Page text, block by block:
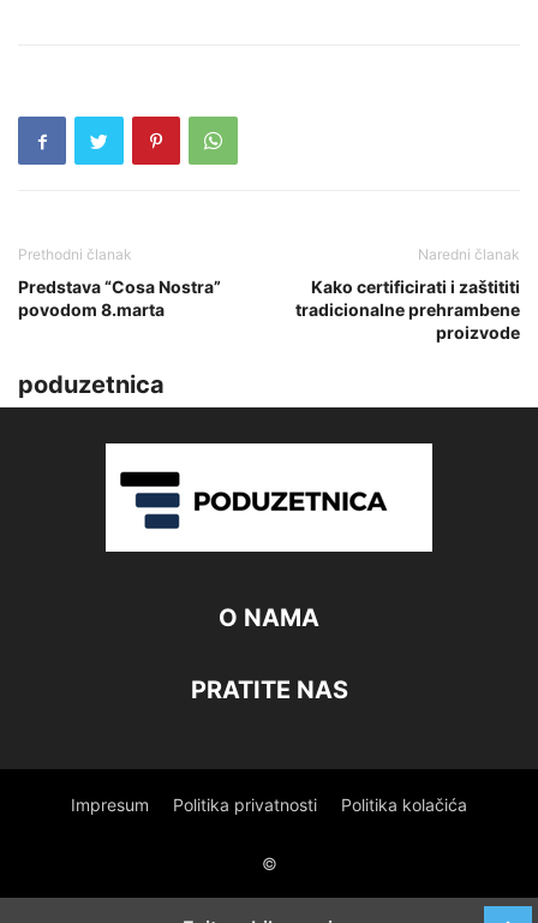
Prethodni članak
Predstava “Cosa Nostra”
povodom 8.marta
Naredni članak
Kako certificirati i zaštititi
tradicionalne prehrambene
proizvode
poduzetnica
O NAMA
PRATITE NAS
Impresum Politika privatnosti Politika kolačića
©